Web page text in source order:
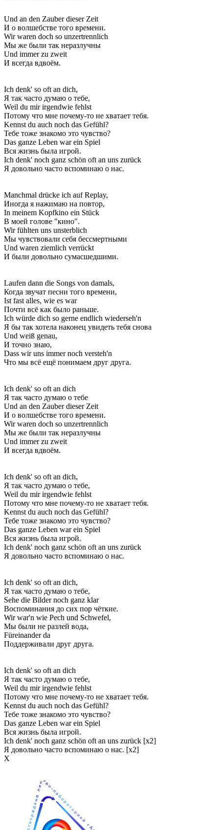
Und an den Zauber dieser Zeit
И о волшебстве того времени.
Wir waren doch so unzertrennlich
Мы же были так неразлучны
Und immer zu zweit
И всегда вдвоём.
Ich denk' so oft an dich,
Я так часто думаю о тебе,
Weil du mir irgendwie fehlst
Потому что мне почему-то не хватает тебя.
Kennst du auch noch das Gefühl?
Тебе тоже знакомо это чувство?
Das ganze Leben war ein Spiel
Вся жизнь была игрой.
Ich denk' noch ganz schön oft an uns zurück
Я довольно часто вспоминаю о нас.
Manchmal drücke ich auf Replay,
Иногда я нажимаю на повтор,
In meinem Kopfkino ein Stück
В моей голове "кино".
Wir fühlten uns unsterblich
Мы чувствовали себя бессмертными
Und waren ziemlich verrückt
И были довольно сумасшедшими.
Laufen dann die Songs von damals,
Когда звучат песни того времени,
Ist fast alles, wie es war
Почти всё как было раньше.
Ich würde dich so gerne endlich wiederseh'n
Я бы так хотела наконец увидеть тебя снова
Und weiß genau,
И точно знаю,
Dass wir uns immer noch versteh'n
Что мы всё ещё понимаем друг друга.
Ich denk' so oft an dich
Я так часто думаю о тебе
Und an den Zauber dieser Zeit
И о волшебстве того времени.
Wir waren doch so unzertrennlich
Мы же были так неразлучны
Und immer zu zweit
И всегда вдвоём.
Ich denk' so oft an dich,
Я так часто думаю о тебе,
Weil du mir irgendwie fehlst
Потому что мне почему-то не хватает тебя.
Kennst du auch noch das Gefühl?
Тебе тоже знакомо это чувство?
Das ganze Leben war ein Spiel
Вся жизнь была игрой.
Ich denk' noch ganz schön oft an uns zurück
Я довольно часто вспоминаю о нас.
Ich denk' so oft an dich,
Я так часто думаю о тебе,
Sehe die Bilder noch ganz klar
Воспоминания до сих пор чёткие.
Wir war'n wie Pech und Schwefel,
Мы были не разлей вода,
Füreinander da
Поддерживали друг друга.
Ich denk' so oft an dich
Я так часто думаю о тебе,
Weil du mir irgendwie fehlst
Потому что мне почему-то не хватает тебя.
Kennst du auch noch das Gefühl?
Тебе тоже знакомо это чувство?
Das ganze Leben war ein Spiel
Вся жизнь была игрой.
Ich denk' noch ganz schön oft an uns zurück [x2]
Я довольно часто вспоминаю о нас. [x2]
Х